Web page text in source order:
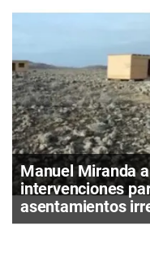
Manuel Miranda
intervenciones
asentamientos